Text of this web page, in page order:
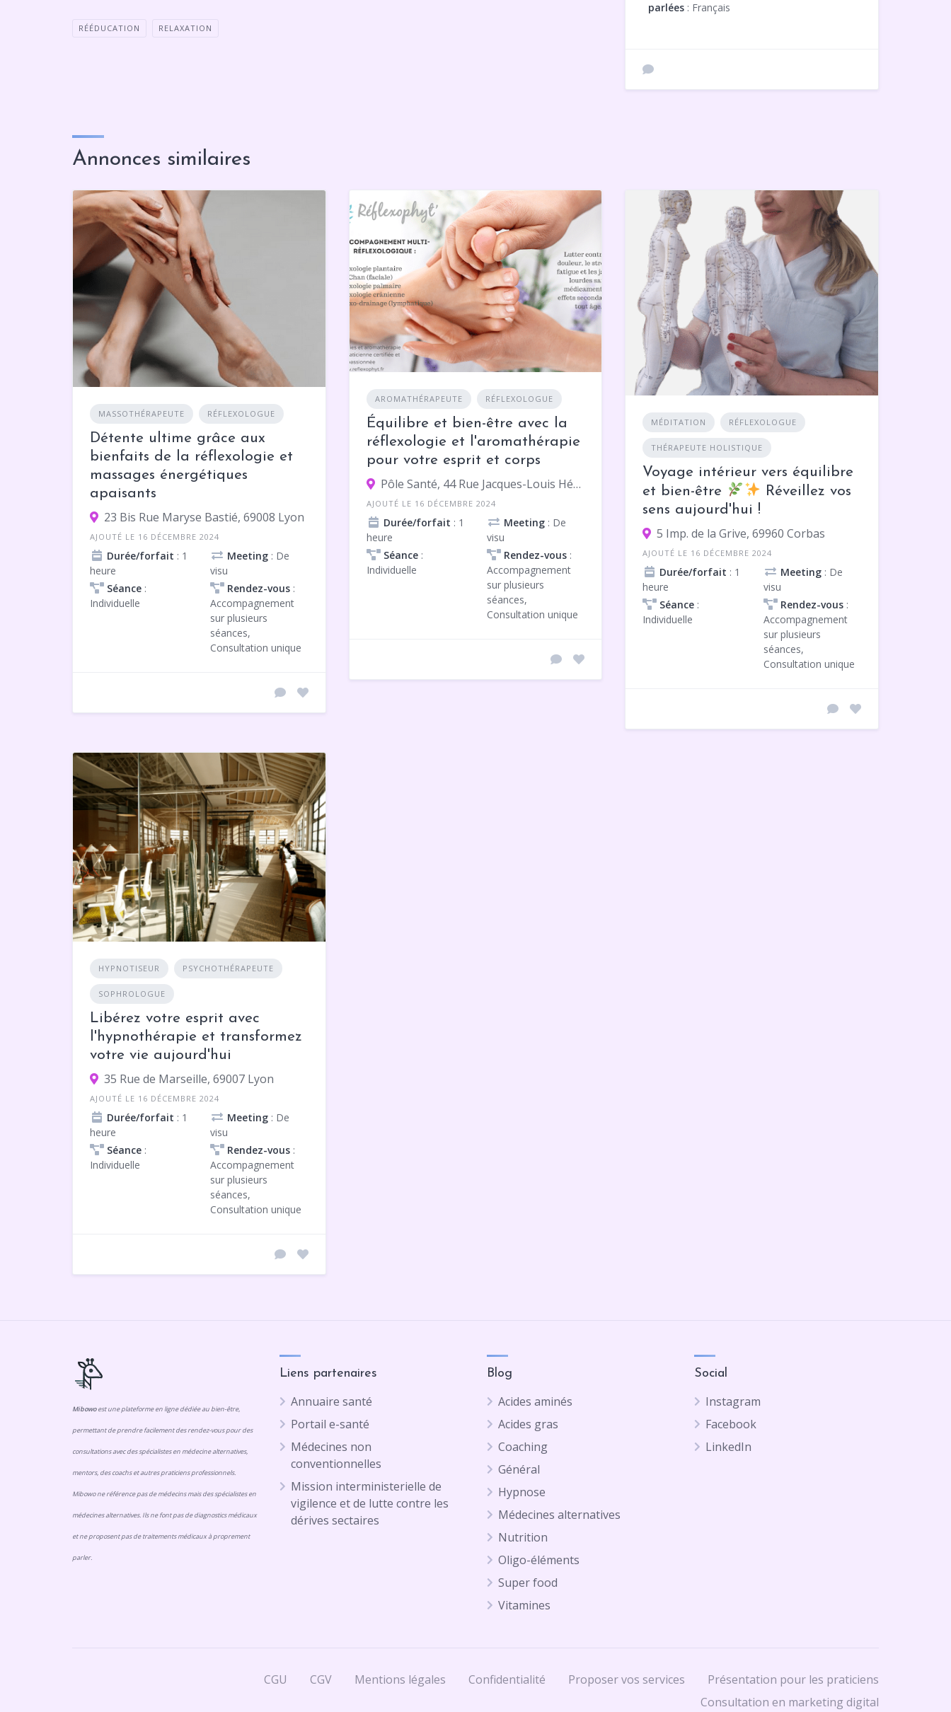
RÉÉDUCATION RELAXATION
parlées : Français
Annonces similaires
MASSOTHÉRAPEUTE RÉFLEXOLOGUE
Détente ultime grâce aux
bienfaits de la réflexologie et
massages énergétiques
apaisants
23 Bis Rue Maryse Bastié, 69008 Lyon
AJOUTÉ LE 16 DÉCEMBRE 2024
Durée/forfait : 1
heure
Meeting : De
visu
Séance :
Individuelle
Rendez-vous :
Accompagnement
sur plusieurs
séances,
Consultation unique
AROMATHÉRAPEUTE RÉFLEXOLOGUE
Équilibre et bien-être avec la
réflexologie et l'aromathérapie
pour votre esprit et corps
Pôle Santé, 44 Rue Jacques-Louis Hénon, 69004 Lyon
AJOUTÉ LE 16 DÉCEMBRE 2024
Durée/forfait : 1
heure
Meeting: De
visu
Séance:
Individuelle
Rendez-vous:
Accompagnement
sur plusieurs
séances,
Consultation unique
MÉDITATION RÉFLEXOLOGUE
THÉRAPEUTE HOLISTIQUE
Voyage intérieur vers équilibre
et bien-être
Réveillez vos
sens aujourd'hui !
5 Imp. de la Grive, 69960 Corbas
AJOUTÉ LE 16 DÉCEMBRE 2024
Durée/forfait : 1
heure
Meeting: De
visu
Séance :
Individuelle
Rendez-vous:
Accompagnement
sur plusieurs
séances,
Consultation unique
HYPNOTISEUR PSYCHOTHÉRAPEUTE
SOPHROLOGUE
Libérez votre esprit avec
l'hypnothérapie et transformez
votre vie aujourd'hui
35 Rue de Marseille, 69007 Lyon
AJOUTÉ LE 16 DÉCEMBRE 2024
Durée/forfait : 1
heure
Meeting : De
visu
Séance :
Individuelle
Rendez-vous :
Accompagnement
sur plusieurs
séances,
Consultation unique
Mibowoest une plateforme en ligne dédiée au bien-être,
permettant de prendre facilement des rendez-vous pour des
consultations avec des spécialistes en médecine alternatives,
mentors, des coachs et autres praticiens professionnels.
Mibowo ne référence pas de médecins mais des spécialistes en
médecines alternatives. Ils ne font pas de diagnostics médicaux
et ne proposent pas de traitements médicaux à proprement
parler.
Liens partenaires
Annuaire santé
Portail e-santé
Médecines non
conventionnelles
Mission interministerielle de
vigilence et de lutte contre les
dérives sectaires
Blog
Acides aminés
Acides gras
Coaching
Général
Hypnose
Médecines alternatives
Nutrition
Oligo-éléments
Super food
Vitamines
Social
Instagram
Facebook
LinkedIn
CGU CGV Mentions légales Confidentialité Proposer vos services
Présentation pour les praticiens
Consultation en marketing digital